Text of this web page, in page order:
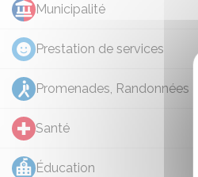
Municipalité
Prestation de services
Promenades, Randonnées
Santé
Éducation